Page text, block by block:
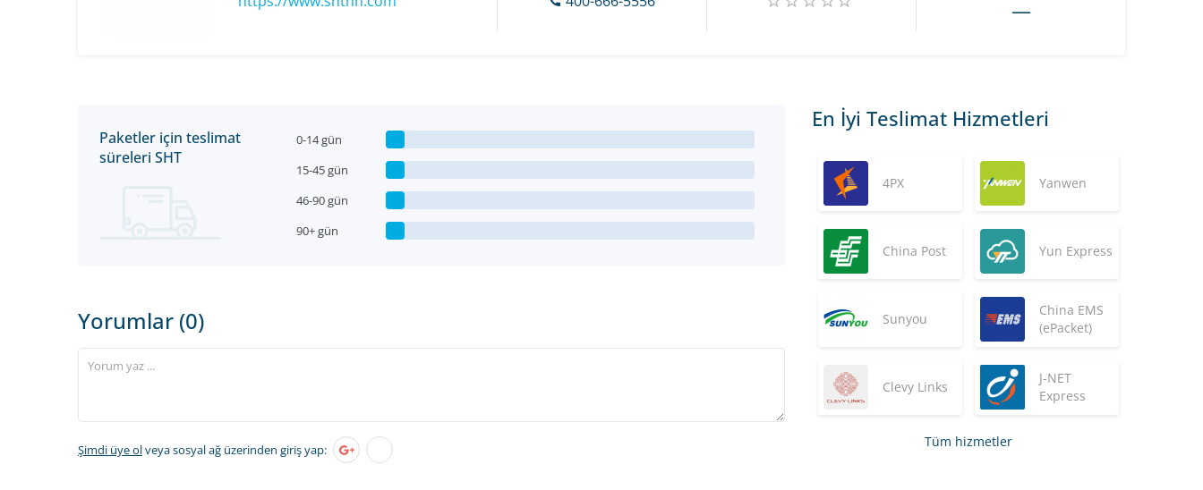
—
Paketler için teslimat
süreleri SHT
0-14 gün
15-45 gün
46-90 gün
90+ gün
Yorumlar (0)
Şimdi üye olveya sosyal ağ üzerinden giriş yap:
En İyi Teslimat Hizmetleri
4PX Yanwen
China Post Yun Express
Sunyou
China EMS
(ePacket)
Clevy Links
J-NET
Express
Tüm hizmetler